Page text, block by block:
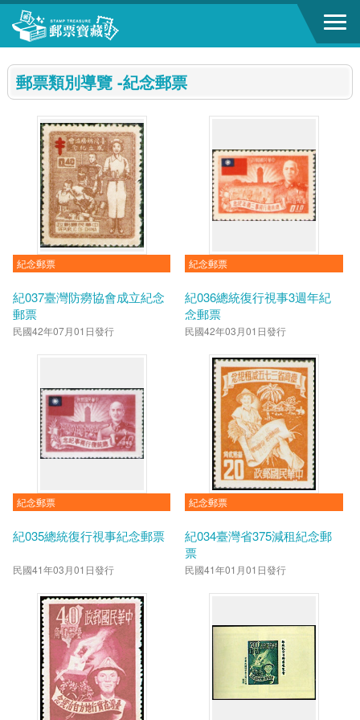
跳到主要內容區塊
郵票類別導覽 -紀念郵票
紀念郵票
紀037臺灣防癆協會成立紀念
郵票
民國42年07月01日發行
紀念郵票
紀036總統復行視事3週年紀
念郵票
民國42年03月01日發行
紀念郵票
紀035總統復行視事紀念郵票
民國41年03月01日發行
紀念郵票
紀034臺灣省375減租紀念郵
票
民國41年01月01日發行